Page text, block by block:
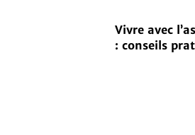
Vivre avec
: conseils